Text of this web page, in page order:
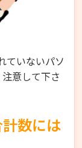
ていないパソ
意して下さ
数には